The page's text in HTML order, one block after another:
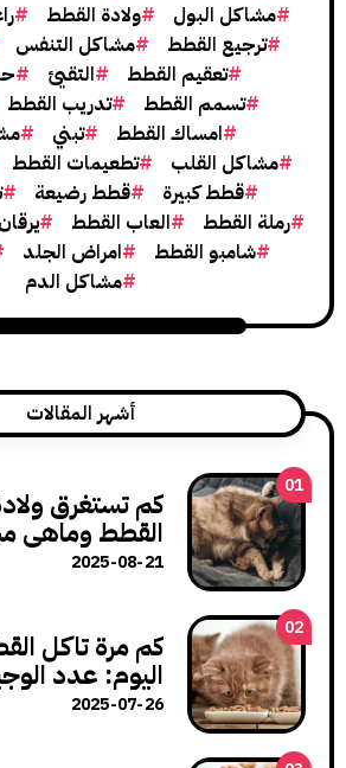
البول
ولادة القطط راغدول
القطط
مشاكل التنفس
حليب
تعقيم القطط
التقيئ
حمل القطط
تسمم القطط
تدريب القطط
دراي فود
امساك القطط
تبني
مشاكل الفم
القلب
تطعيمات القطط
امراض
قطط كبيرة
قطط رضيعة
تغذية
العاب القطط يرقان
القطط
امراض الجلد
عيون
مشاكل الدم
أشهر المقالات
كم تستغرق ولادة
القطط وماهي مشاكل
وكيف تتعامل معها؟
2025-08-21
كم مرة تاكل القطط
اليوم: عدد الوجبات
لنمو صحي
2025-07-26